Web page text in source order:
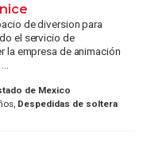
de diversion para
el servicio de
la empresa de animación
de Mexico
Despedidas de soltera